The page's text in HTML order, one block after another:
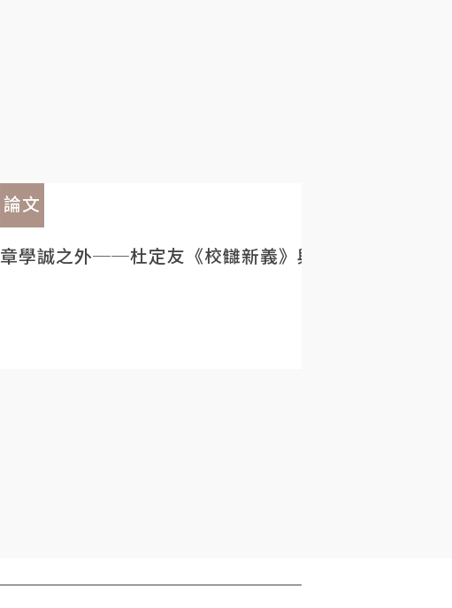
論文
章學誠之外──杜定友《校讎新義》與民初目錄學的重